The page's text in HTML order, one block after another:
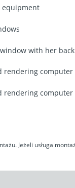
equipment
with her back
Jeżeli usługa